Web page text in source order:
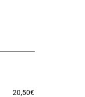
20,50€